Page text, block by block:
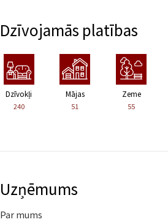
Dzīvojamās platības
Dzīvokļi
240
Mājas
51
Zeme
55
Uzņēmums
Par mums